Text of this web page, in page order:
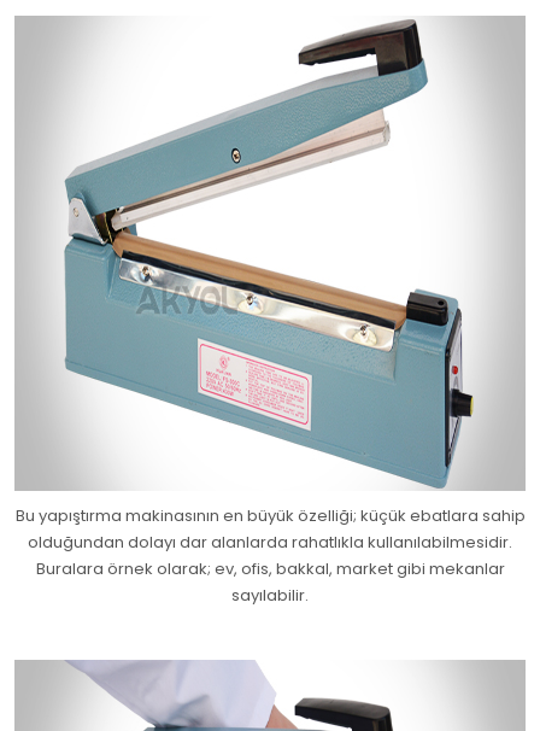
Bu yapıştırma makinasının en büyük özelliği; küçük ebatlara sahip
olduğundan dolayı dar alanlarda rahatlıkla kullanılabilmesidir.
Buralara örnek olarak; ev, ofis, bakkal, market gibi mekanlar
sayılabilir.